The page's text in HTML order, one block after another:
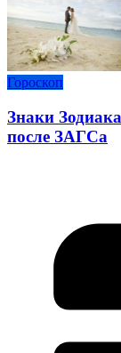
Гороскоп
Знаки
после ЗАГСа